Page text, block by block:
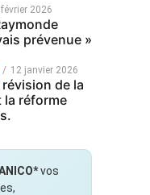
2026
prévenue »
12 janvier 2026
de la
réforme
vos